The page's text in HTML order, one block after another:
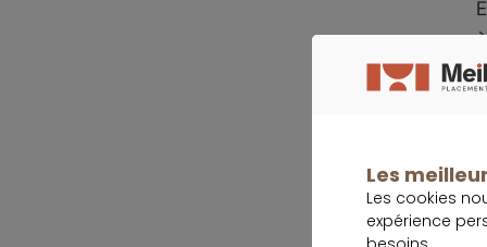
Les
Les cookies
expérience